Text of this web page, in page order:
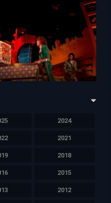
2024
2021
2018
2015
2012